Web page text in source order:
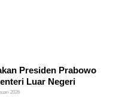
Presiden Prabowo
Luar Negeri
2026